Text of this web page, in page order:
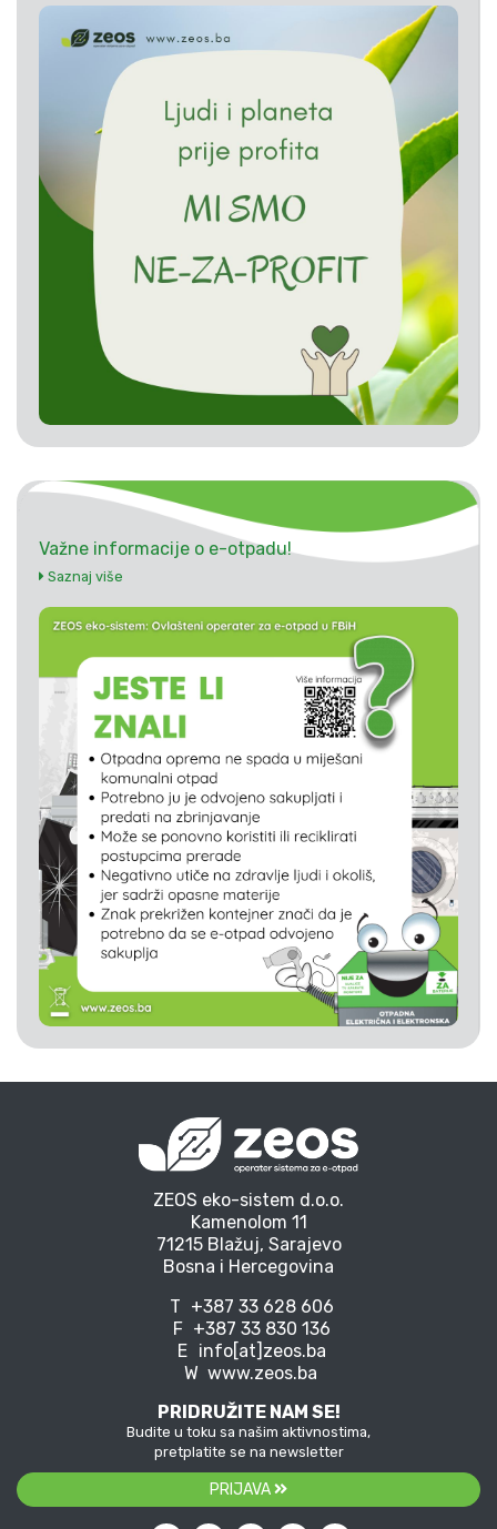
Važne informacije o e-otpadu!
Saznaj više
ZEOS eko-sistem d.o.o.
Kamenolom 11
71215 Blažuj, Sarajevo
Bosna i Hercegovina
T +387 33 628 606
F +387 33 830 136
E info[at]zeos.ba
W www.zeos.ba
PRIDRUŽITE NAM SE!
Budite u toku sa našim aktivnostima,
pretplatite se na newsletter
PRIJAVA